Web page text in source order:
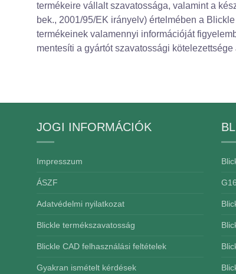
termékeire vállalt szavatossága, valamint a
bek., 2001/95/EK irányelv) értelmében a
termékeinek valamennyi információját
mentesíti a gyártót szavatossági kötelezettsége
JOGI INFORMÁCIÓK
Impresszum
ÁSZF
Adatvédelmi nyilatkozat
Blickle termékszavatosság
Blickle CAD felhasználási feltételek
Gyakran ismételt kérdések